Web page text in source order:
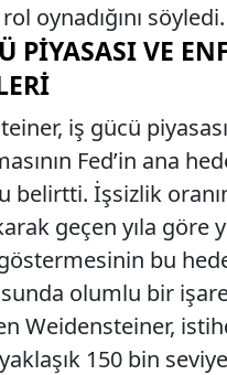
oynadığını söyledi.
PIYASASI VE
iş gücü
Fed’in ana
belirtti. İşsizlik
geçen yıla göre
bu
olumlu bir
Weidensteiner,
150 bin